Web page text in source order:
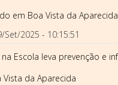
em Boa Vista da Aparecida
Set/2025 - 10:15:51
Escola leva prevenção e
da Aparecida